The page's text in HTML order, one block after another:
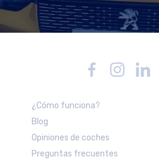
¿Cómo funciona?
Blog
Opiniones de coches
Preguntas frecuentes